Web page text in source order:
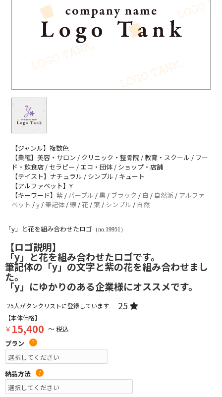
【ジャンル】複数色
【業種】美容・サロン / クリニック・整骨院 / 教育・スクール / フー
ド・飲食店 / セラピー / エコ・団体 / ショップ・店舗
【テイスト】ナチュラル / シンプル / キュート
【アルファベット】Y
【キーワード】 紫 /パープル /黒 / ブラック / 白 / 自然派 / アルファ
ベット /y /筆記体 /線 /花 /葉 / シンプル / 自然
「y」と花を組み合わせたロゴ （no.19951）
【ロゴ説明】
「y」と花を組み合わせたロゴです。
筆記体の「y」の文字と紫の花を組み合わせまし
た。
「y」にゆかりのある企業様にオススメです。
25人がタンクリストに登録しています 25
【本体価格】
￥ 15,400 ～ 税込
プラン
?
納品方法 ?